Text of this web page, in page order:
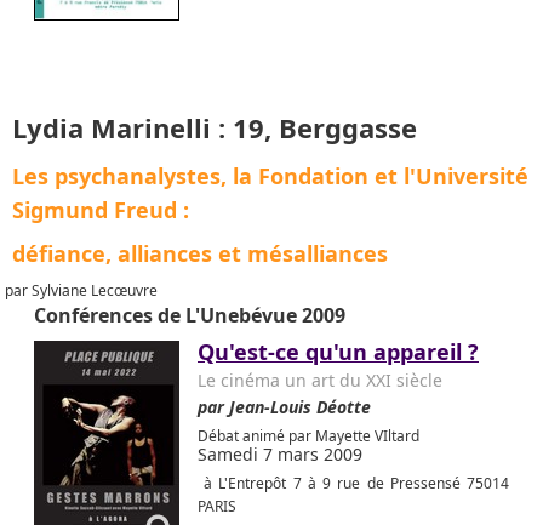
Lydia Marinelli : 19, Berggasse
Les psychanalystes, la Fondation et l'Université
Sigmund Freud :
défiance, alliances et mésalliances
par Sylviane Lecœuvre
Conférences de L'Unebévue 2009
Qu'est-ce qu'un appareil ?
Le cinéma un art du XXI siècle
par Jean-Louis Déotte
Débat animé par Mayette VIltard
Samedi 7 mars 2009
à L'Entrepôt 7 à 9 rue de Pressensé 75014
PARIS